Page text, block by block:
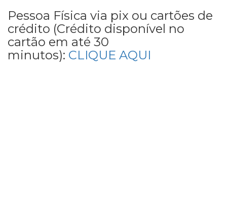
Pessoa Física via pix ou cartões de
crédito (Crédito disponível no
cartão em até 30
minutos): CLIQUE AQUI